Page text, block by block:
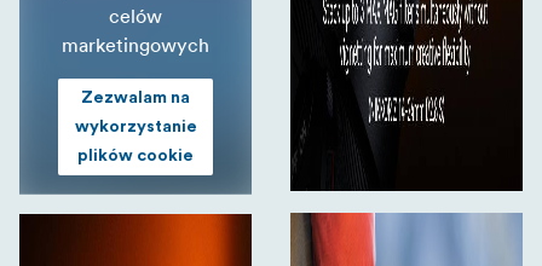
celów
marketingowych
Zezwalam na
wykorzystanie
plików cookie